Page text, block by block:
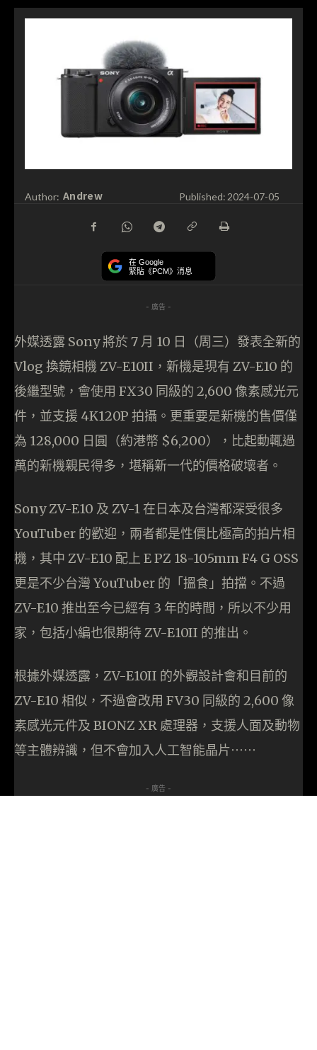
Author: Andrew Published: 2024-07-05
在 Google
緊貼《PCM》消息
- 廣告 -
外媒透露 Sony 將於 7 月 10 日（周三）發表全新的
Vlog 換鏡相機 ZV-E10II，新機是現有 ZV-E10 的
後繼型號，會使用 FX30 同級的 2,600 像素感光元
件，並支援 4K120P 拍攝。更重要是新機的售價僅
為 128,000 日圓（約港幣 $6,200），比起動輒過
萬的新機親民得多，堪稱新一代的價格破壞者。
Sony ZV-E10 及 ZV-1 在日本及台灣都深受很多
YouTuber 的歡迎，兩者都是性價比極高的拍片相
機，其中 ZV-E10 配上 E PZ 18-105mm F4 G OSS
更是不少台灣 YouTuber 的「搵食」拍擋。不過
ZV-E10 推出至今已經有 3 年的時間，所以不少用
家，包括小編也很期待 ZV-E10II 的推出。
根據外媒透露，ZV-E10II 的外觀設計會和目前的
ZV-E10 相似，不過會改用 FV30 同級的 2,600 像
素感光元件及 BIONZ XR 處理器，支援人面及動物
等主體辨識，但不會加入人工智能晶片⋯⋯
- 廣告 -